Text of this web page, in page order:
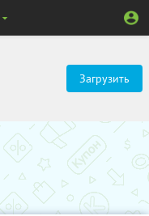
Загрузить